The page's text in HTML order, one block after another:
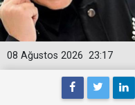
23:17
08 Ağustos 2026